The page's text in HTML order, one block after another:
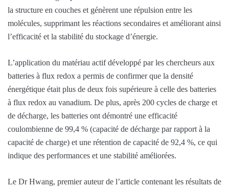
la structure en couches et génèrent une répulsion entre les
molécules, supprimant les réactions secondaires et améliorant ainsi
l’efficacité et la stabilité du stockage d’énergie.
L’application du matériau actif développé par les chercheurs aux
batteries à flux redox a permis de confirmer que la densité
énergétique était plus de deux fois supérieure à celle des batteries
à flux redox au vanadium. De plus, après 200 cycles de charge et
de décharge, les batteries ont démontré une efficacité
coulombienne de 99,4 % (capacité de décharge par rapport à la
capacité de charge) et une rétention de capacité de 92,4 %, ce qui
indique des performances et une stabilité améliorées.
Le Dr Hwang, premier auteur de l’article contenant les résultats de